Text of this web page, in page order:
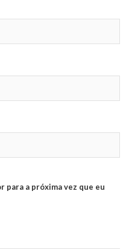
para a próxima vez que eu